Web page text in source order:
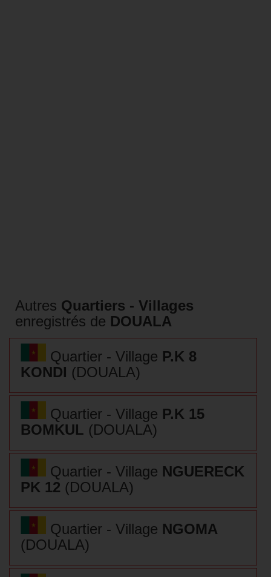
Autres Quartiers - Villages
enregistrés de DOUALA
Quartier - Village P.K 8
KONDI (DOUALA)
Quartier - Village P.K 15
BOMKUL (DOUALA)
Quartier - Village NGUERECK
PK 12 (DOUALA)
Quartier - Village NGOMA
(DOUALA)